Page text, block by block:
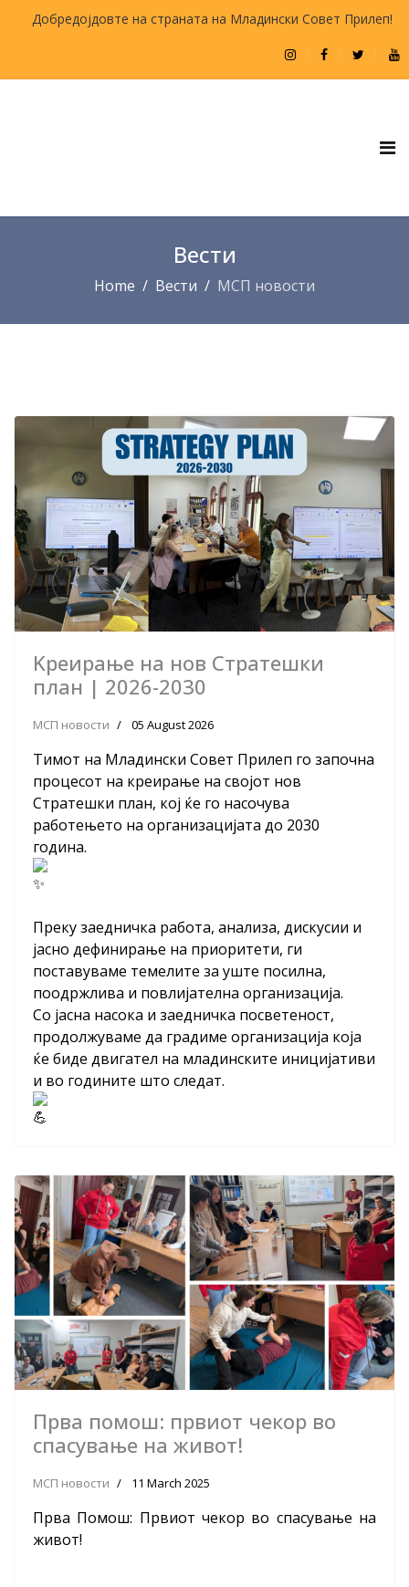
Добредојдовте на страната на Младински Совет Прилеп!
Вести
Home Вести МСП новости
Kреирање на нов Стратешки
план | 2026-2030
МСП новости 05 August 2026
Тимот на Младински Совет Прилеп го започна
процесот на креирање на својот нов
Стратешки план, кој ќе го насочува
работењето на организацијата до 2030
година.
Преку заедничка работа, анализа, дискусии и
јасно дефинирање на приоритети, ги
поставуваме темелите за уште посилна,
поодржлива и повлијателна организација.
Со јасна насока и заедничка посветеност,
продолжуваме да градиме организација која
ќе биде двигател на младинските иницијативи
и во годините што следат.
Прва помош: првиот чекор во
спасување на живот!
МСП новости 11 March 2025
Прва Помош: Првиот чекор во спасување на
живот!